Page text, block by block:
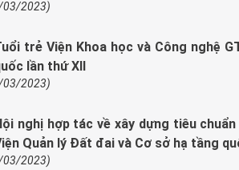
2023)
trẻ Viện Khoa học và Công nghệ
lần thứ XII
2023)
nghị hợp tác về xây dựng tiêu
Quản lý Đất đai và Cơ sở hạ tầng
2023)